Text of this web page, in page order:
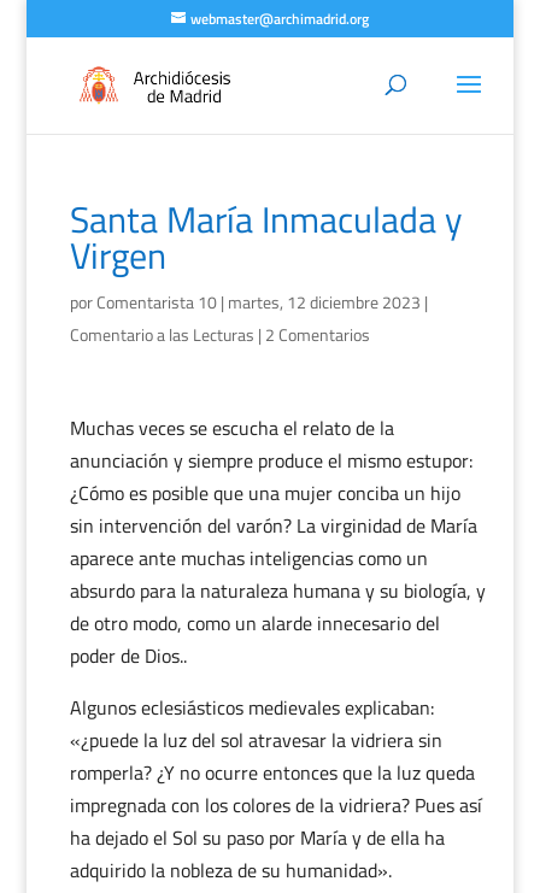
webmaster@archimadrid.org
Santa María Inmaculada y
Virgen
porComentarista 10| martes, 12 diciembre 2023 |
Comentario a las Lecturas | 2 Comentarios
Muchas veces se escucha el relato de la
anunciación y siempre produce el mismo estupor:
¿Cómo es posible que una mujer conciba un hijo
sin intervención del varón? La virginidad de María
aparece ante muchas inteligencias como un
absurdo para la naturaleza humana y su biología, y
de otro modo, como un alarde innecesario del
poder de Dios..
Algunos eclesiásticos medievales explicaban:
«¿puede la luz del sol atravesar la vidriera sin
romperla? ¿Y no ocurre entonces que la luz queda
impregnada con los colores de la vidriera? Pues así
ha dejado el Sol su paso por María y de ella ha
adquirido la nobleza de su humanidad».